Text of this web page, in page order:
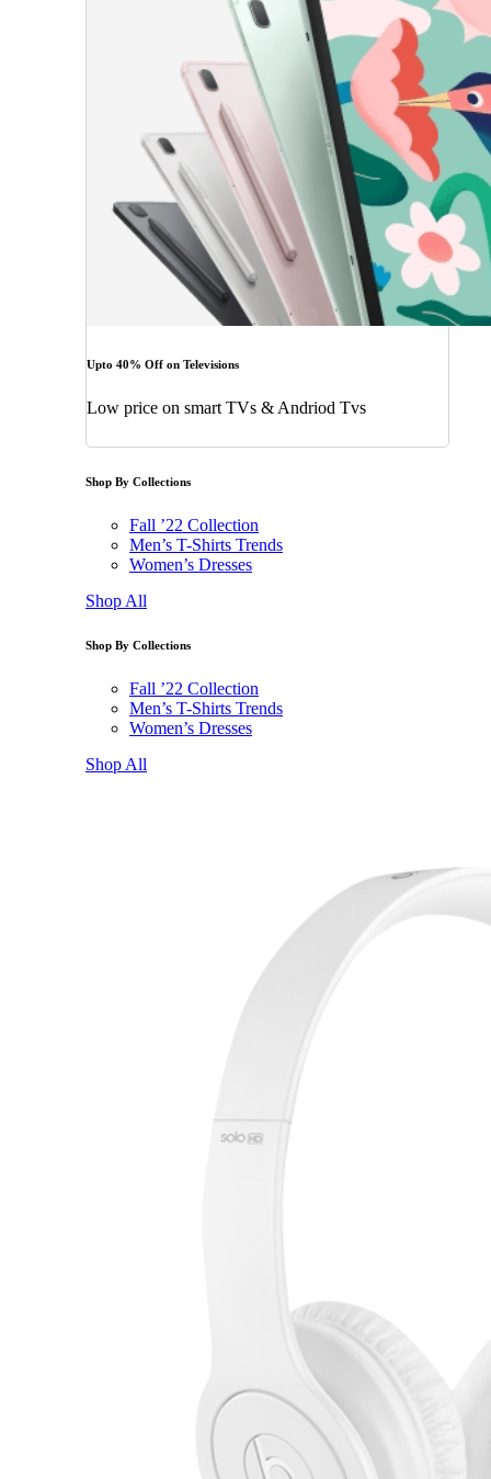
Upto 40% Off on Televisions
Low price on smart TVs & Andriod Tvs
Shop By Collections
Fall ’22 Collection
Men’s T-Shirts Trends
Women’s Dresses
Shop All
Shop By Collections
Fall ’22 Collection
Men’s T-Shirts Trends
Women’s Dresses
Shop All